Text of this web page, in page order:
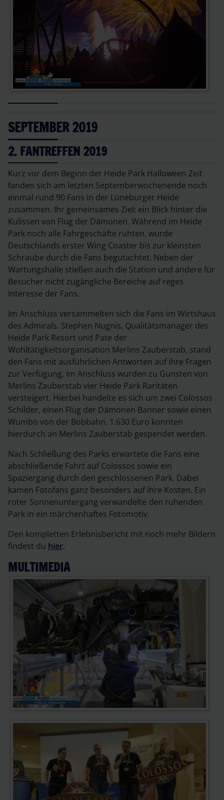
SEPTEMBER 2019
2. FANTREFFEN 2019
Kurz vor dem Beginn der Heide Park Halloween Zeit
fanden sich am letzten Septemberwochenende noch
einmal rund 90 Fans in der Lüneburger Heide
zusammen. Ihr gemeinsames Ziel: ein Blick hinter die
Kulissen von Flug der Dämonen. Während im Heide
Park noch alle Fahrgeschäfte ruhten, wurde
Deutschlands erster Wing Coaster bis zur kleinsten
Schraube durch die Fans begutachtet. Neben der
Wartungshalle stießen auch die Station und andere für
Besucher nicht zugängliche Bereiche auf reges
Interesse der Fans.
Im Anschluss versammelten sich die Fans im Wirtshaus
des Admirals. Stephen Nugnis, Qualitätsmanager des
Heide Park Resort und Pate der
Wohltätigkeitsorganisation Merlins Zauberstab, stand
den Fans mit ausführlichen Antworten auf ihre Fragen
zur Verfügung. Im Anschluss wurden zu Gunsten von
Merlins Zauberstab vier Heide Park Raritäten
versteigert. Hierbei handelte es sich um zwei Colossos
Schilder, einen Flug der Dämonen Banner sowie einen
Wumbo von der Bobbahn. 1.630 Euro konnten
hierdurch an Merlins Zauberstab gespendet werden.
Nach Schließung des Parks erwartete die Fans eine
abschließende Fahrt auf Colossos sowie ein
Spaziergang durch den geschlossenen Park. Dabei
kamen Fotofans ganz besonders auf ihre Kosten. Ein
roter Sonnenuntergang verwandelte den ruhenden
Park in ein märchenhaftes Fotomotiv.
Den kompletten Erlebnisbericht mit noch mehr Bildern
findest du hier.
MULTIMEDIA